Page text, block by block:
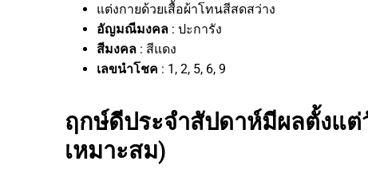
แต่งกายด้วยเสื้อผ้าโทนสีสดสว่าง
อัญมณีมงคล : ปะการัง
สีมงคล : สีแดง
เลขนำโชค : 1, 2, 5, 6, 9
ฤกษ์ดีประจำสัปดาห์มีผลตั้งแต่
เหมาะสม)